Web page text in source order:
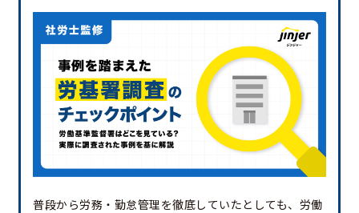
普段から労務・勤怠管理を徹底していたとしても、労働